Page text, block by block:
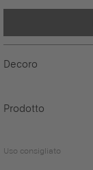
Decoro
Prodotto
Uso consigliato